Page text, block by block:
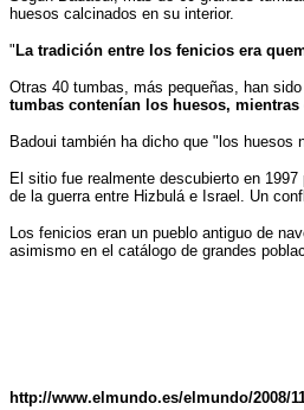
huesos calcinados en su interior.
" La tradición entre los fenicios era
Otras 40 tumbas, más pequeñas, han
tumbas contenían los huesos,
Badoui también ha dicho que "los
El sitio fue realmente descubierto en
de la guerra entre Hizbulá e Israel. Un
Los fenicios eran un pueblo antiguo de
asimismo en el catálogo de grandes
http://www.elmundo.es/elmundo/2008/